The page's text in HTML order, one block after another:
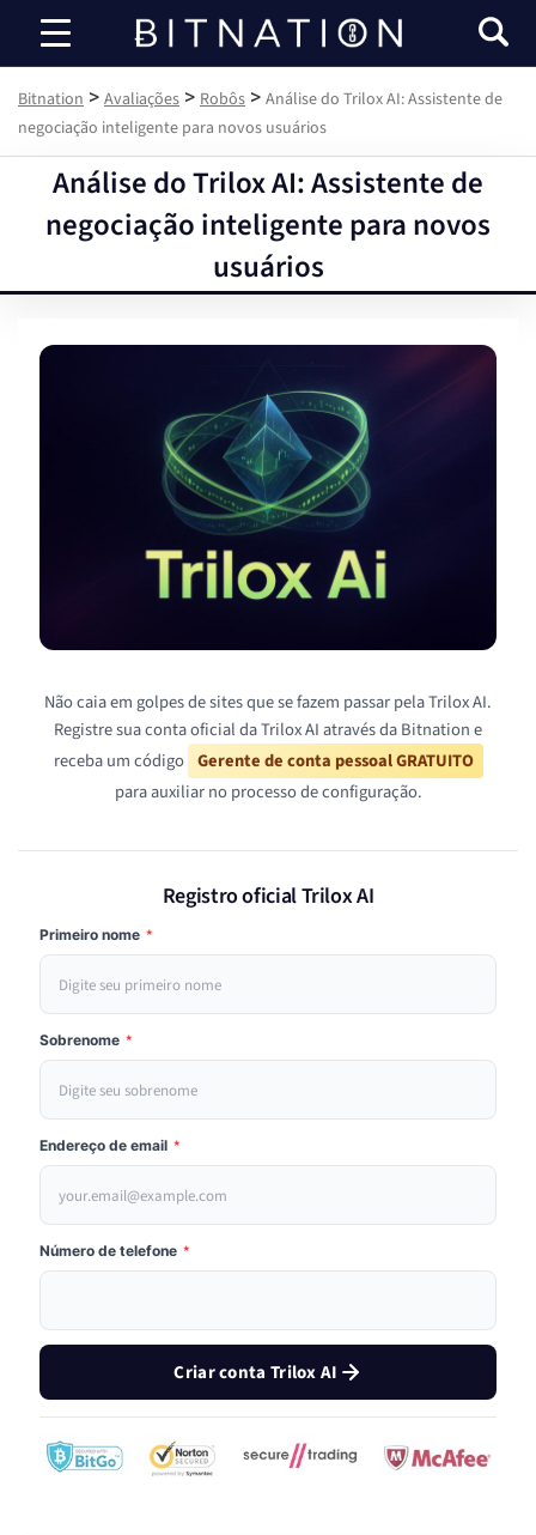
Bitnation
Bitnation > Avaliações > Robôs > Análise do Trilox AI: Assistente de
negociação inteligente para novos usuários
Análise do Trilox AI: Assistente de
negociação inteligente para novos
usuários
Não caia em golpes de sites que se fazem passar pela Trilox AI.
Registre sua conta oficial da Trilox AI através da Bitnation e
receba um código Gerente de conta pessoal GRATUITO
para auxiliar no processo de configuração.
Registro oficial Trilox AI
Primeiro nome *
Sobrenome *
Endereço de email *
Número de telefone *
Criar conta Trilox AI